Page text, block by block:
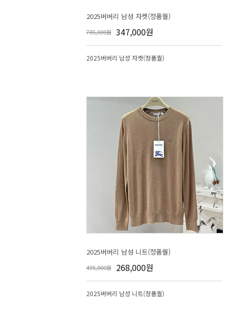
2025버버리 남성 자켓(정품퀄)
785,000원 347,000원
2025버버리 남성 자켓(정품퀄)
2025버버리 남성 니트(정품퀄)
495,000원 268,000원
2025버버리 남성 니트(정품퀄)